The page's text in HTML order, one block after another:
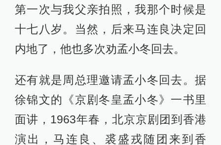
第一次与我父亲拍照，我那个时候是
十七八岁。当然，后来马连良决定回
内地了，他也多次劝孟小冬回去。
还有就是周总理邀请孟小冬回去。据
徐锦文的《京剧冬皇孟小冬》一书里
面讲，1963年春，北京京剧团到香港
演出，马连良、裘盛戎随团来到香